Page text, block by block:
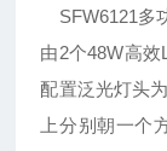
SFW6121多
由2个48W高
配置泛光灯头
上分别朝一个